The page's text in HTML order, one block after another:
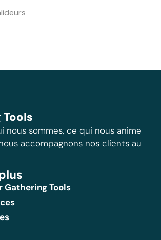
nous sommes, ce qui nous anime
accompagnons nos clients au
Gathering Tools